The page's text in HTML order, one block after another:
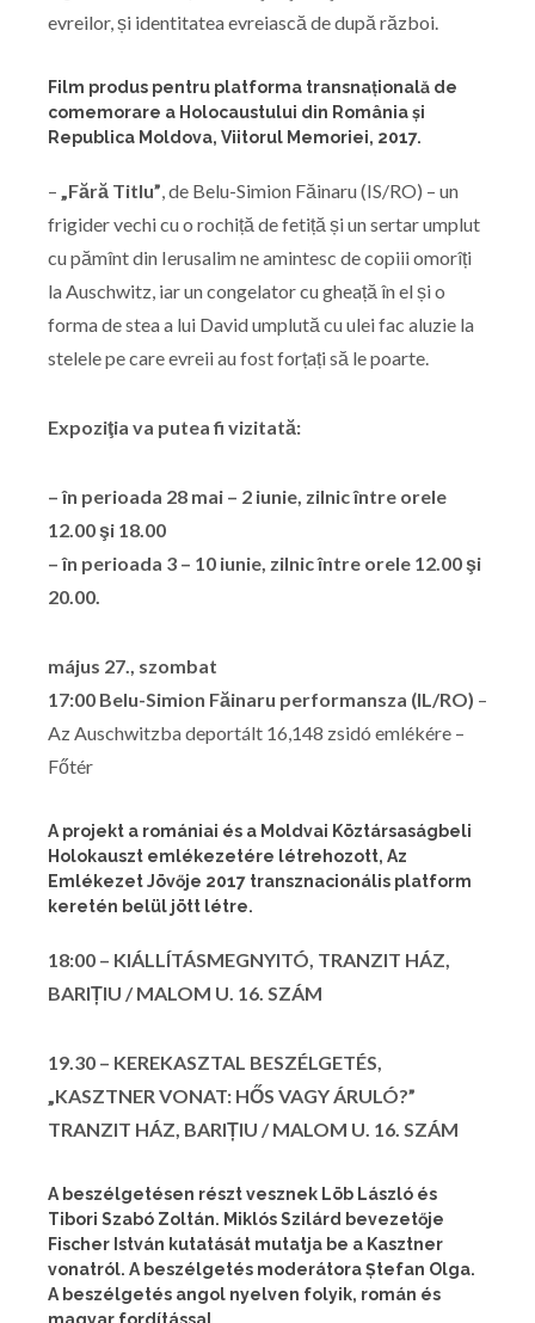
evreilor, și identitatea evreiască de după război.
Film produs pentru platforma transnațională de
comemorare a Holocaustului din România și
Republica Moldova, Viitorul Memoriei, 2017.
– „Fără Titlu”, de Belu-Simion Făinaru (IS/RO) – un
frigider vechi cu o rochiță de fetiță și un sertar umplut
cu pămînt din Ierusalim ne amintesc de copiii omorîți
la Auschwitz, iar un congelator cu gheață în el și o
forma de stea a lui David umplută cu ulei fac aluzie la
stelele pe care evreii au fost forțați să le poarte.
Expoziţia va putea fi vizitată:
– în perioada 28 mai – 2 iunie, zilnic între orele
12.00 şi 18.00
– în perioada 3 – 10 iunie, zilnic între orele 12.00 şi
20.00.
május 27., szombat
17:00 Belu-Simion Făinaru performansza (IL/RO) –
Az Auschwitzba deportált 16,148 zsidó emlékére –
Főtér
A projekt a romániai és a Moldvai Köztársaságbeli
Holokauszt emlékezetére létrehozott, Az
Emlékezet Jövője 2017 transznacionális platform
keretén belül jött létre.
18:00 – KIÁLLÍTÁSMEGNYITÓ, TRANZIT HÁZ,
BARIȚIU / MALOM U. 16. SZÁM
19.30 – KEREKASZTAL BESZÉLGETÉS,
„KASZTNER VONAT: HŐS VAGY ÁRULÓ?”
TRANZIT HÁZ, BARIȚIU / MALOM U. 16. SZÁM
A beszélgetésen részt vesznek Löb László és
Tibori Szabó Zoltán. Miklós Szilárd bevezetője
Fischer István kutatását mutatja be a Kasztner
vonatról. A beszélgetés moderátora Ștefan Olga.
A beszélgetés angol nyelven folyik, román és